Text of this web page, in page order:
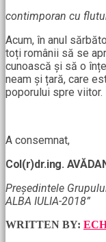
contimporan cu
Acum, în anul
toți românii să se
cunoască și să o
neam și țară, care
A consemnat,
Col(r)dr.ing.
Președintele
ALBA IULIA-2018”
WRITTEN BY: